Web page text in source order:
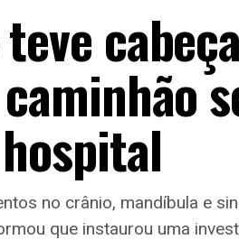
no crânio, mandíbula e
que instaurou uma